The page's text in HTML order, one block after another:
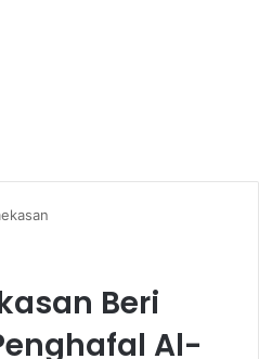
Beri
Al-